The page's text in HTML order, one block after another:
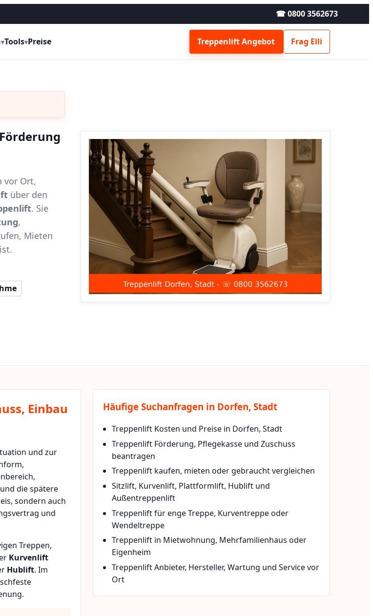
☎ 0800 3562673
▾Tools▾Preise Treppenlift Angebot Frag Elli
vor Ort,
über den
. Sie
,
Mieten
Einbau
und zur
die spätere
sondern auch
und
Treppen,
Kurvenlift
Hublift. Im
Häufige Suchanfragen in Dorfen, Stadt
Treppenlift Kosten und Preise in Dorfen, Stadt
Treppenlift Förderung, Pflegekasse und Zuschuss
beantragen
Treppenlift kaufen, mieten oder gebraucht vergleichen
Sitzlift, Kurvenlift, Plattformlift, Hublift und
Außentreppenlift
Treppenlift für enge Treppe, Kurventreppe oder
Wendeltreppe
Treppenlift in Mietwohnung, Mehrfamilienhaus oder
Eigenheim
Treppenlift Anbieter, Hersteller, Wartung und Service vor
Ort